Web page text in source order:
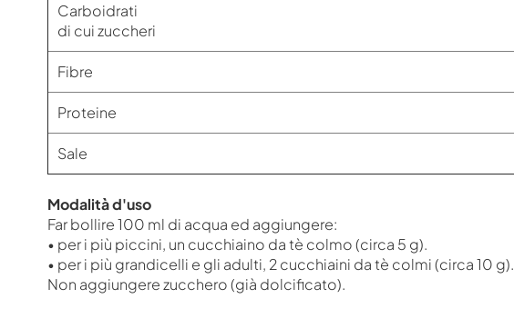
Carboidrati
di cui zuccheri
Fibre
Proteine
Sale
Modalità d'uso
Far bollire 100 ml di acqua ed aggiungere:
• per i più piccini, un cucchiaino da tè colmo (circa 5 g).
• per i più grandicelli e gli adulti, 2 cucchiaini da tè colmi (circa 10 g).
Non aggiungere zucchero (già dolcificato).